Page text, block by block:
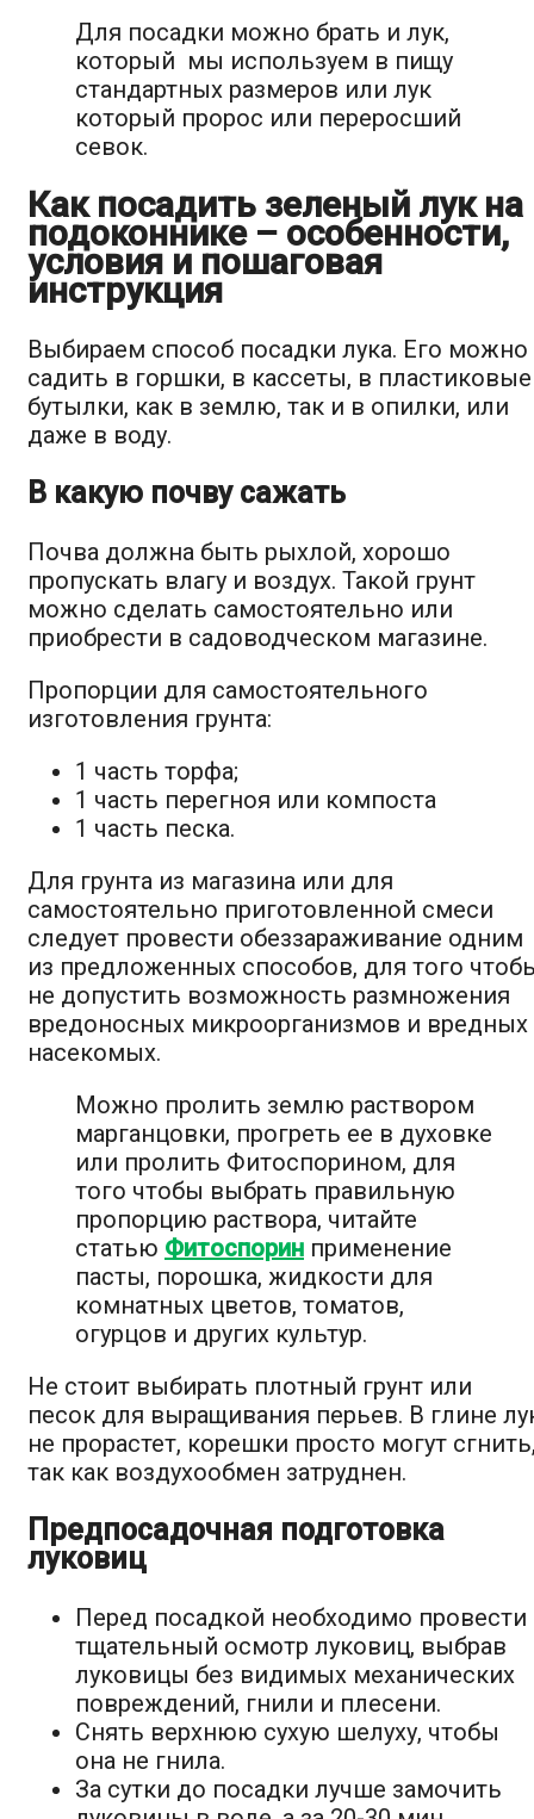
Для посадки можно брать и лук,
который мы используем в пищу
стандартных размеров или лук
который пророс или переросший
севок.
Как посадить зеленый лук на
подоконнике – особенности,
условия и пошаговая
инструкция
Выбираем способ посадки лука. Его можно
садить в горшки, в кассеты, в пластиковые
бутылки, как в землю, так и в опилки, или
даже в воду.
В какую почву сажать
Почва должна быть рыхлой, хорошо
пропускать влагу и воздух. Такой грунт
можно сделать самостоятельно или
приобрести в садоводческом магазине.
Пропорции для самостоятельного
изготовления грунта:
1 часть торфа;
1 часть перегноя или компоста
1 часть песка.
Для грунта из магазина или для
самостоятельно приготовленной смеси
следует провести обеззараживание одним
из предложенных способов, для того
не допустить возможность размножения
вредоносных микроорганизмов и вредных
насекомых.
Можно пролить землю раствором
марганцовки, прогреть ее в духовке
или пролить Фитоспорином, для
того чтобы выбрать правильную
пропорцию раствора, читайте
статью Фитоспорин применение
пасты, порошка, жидкости для
комнатных цветов, томатов,
огурцов и других культур.
Не стоит выбирать плотный грунт или
песок для выращивания перьев. В глине
не прорастет, корешки просто могут
так как воздухообмен затруднен.
Предпосадочная подготовка
луковиц
Перед посадкой необходимо провести
тщательный осмотр луковиц, выбрав
луковицы без видимых механических
повреждений, гнили и плесени.
Снять верхнюю сухую шелуху, чтобы
она не гнила.
За сутки до посадки лучше замочить